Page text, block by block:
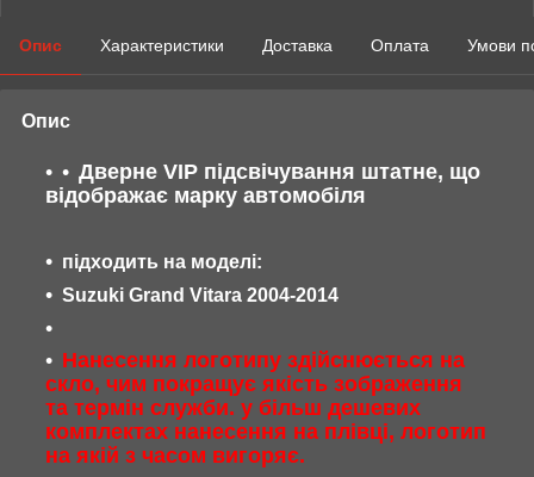
Опис Характеристики Доставка Оплата Умови
Опис
Дверне VIP підсвічування штатне, що
відображає марку автомобіля
підходить на моделі:
Suzuki Grand Vitara 2004-2014
Нанесення логотипу здійснюється на
скло, чим покращує якість зображення
та термін служби. у більш дешевих
комплектах нанесення на плівці, логотип
на якій з часом вигоряє.